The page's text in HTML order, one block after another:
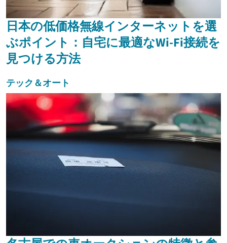
日本の低価格無線インターネットを選
ぶポイント：自宅に最適なWi-Fi接続を
見つける方法
テック＆オート